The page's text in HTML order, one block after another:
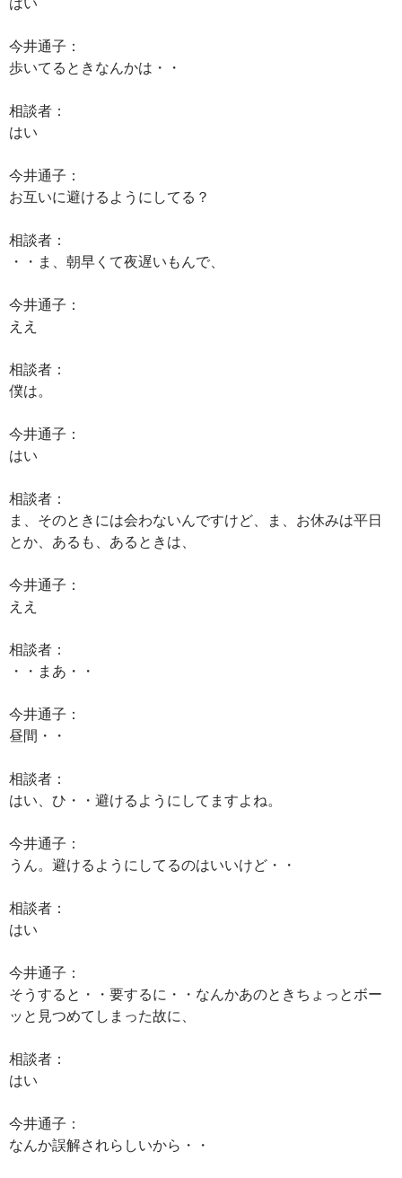
今井通子：
歩いてるときなんかは・・
相談者：
はい
今井通子：
お互いに避けるようにしてる？
相談者：
・・ま、朝早くて夜遅いもんで、
今井通子：
ええ
相談者：
僕は。
今井通子：
はい
相談者：
ま、そのときには会わないんですけど、ま、お休みは平日
とか、あるも、あるときは、
今井通子：
ええ
相談者：
・・まあ・・
今井通子：
昼間・・
相談者：
はい、ひ・・避けるようにしてますよね。
今井通子：
うん。避けるようにしてるのはいいけど・・
相談者：
はい
今井通子：
そうすると・・要するに・・なんかあのときちょっとボー
ッと見つめてしまった故に、
相談者：
はい
今井通子：
なんか誤解されらしいから・・